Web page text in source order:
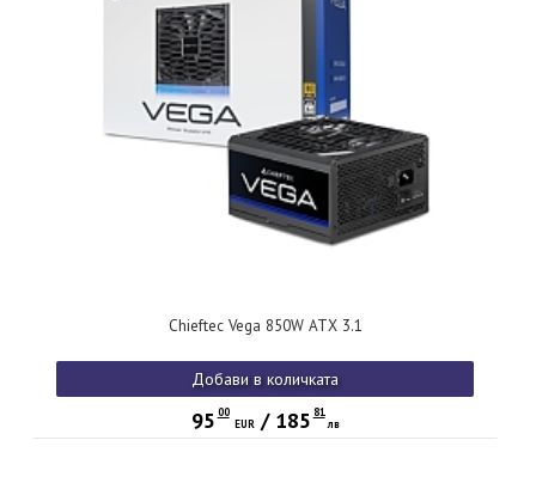
Chieftec Vega 850W ATX 3.1
Добави в количката
95 00
EUR/ 185 81
лв